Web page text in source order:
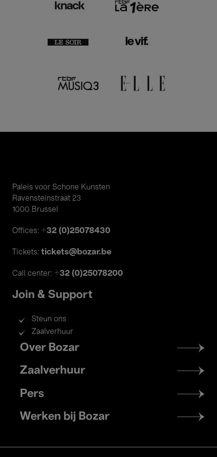
Paleis voor Schone Kunsten
Ravensteinstraat 23
1000 Brussel
Offices: +32 (0)25078430
Tickets: tickets@bozar.be
Call center: +32 (0)25078200
Join & Support
Steun ons
Zaalverhuur
Footer
menu
Over Bozar
Zaalverhuur
Pers
Werken bij Bozar